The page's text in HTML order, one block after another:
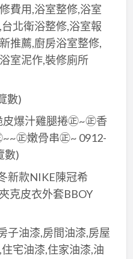
費用,浴室整修,浴室
北衛浴整修,浴室報
推薦,廚房浴室整修,
室泥作,裝修廁所
數)
爆汁雞腿捲㊣~㊣香
㊣嫩骨串㊣~ 0912-
數)
新款NIKE陳冠希
克皮衣外套BBOY
子油漆,房間油漆,房屋
宅油漆,住家油漆,油